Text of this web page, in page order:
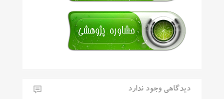
دیدگاهی وجود ندارد